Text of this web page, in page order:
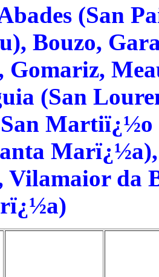
(San
Bouzo,
Gomariz,
(San
Martiï¿½o
Marï¿½a),
Vilamaior da